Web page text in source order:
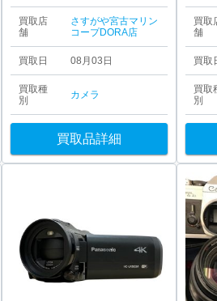
買取店
舗
さすがや宮古マリン
コープDORA店
買取日 08月03日
買取種
別
カメラ
買取品詳細
買取
舗
買取
買取
別